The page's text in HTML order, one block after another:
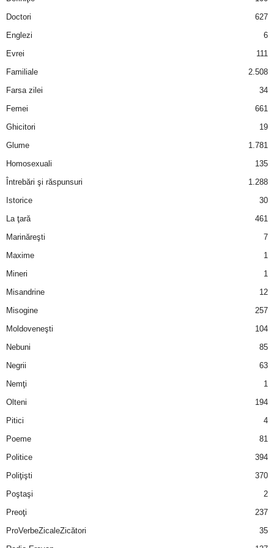
Doctori
627
Englezi
6
Evrei
111
Familiale
2.508
Farsa zilei
34
Femei
661
Ghicitori
19
Glume
1.781
Homosexuali
135
Întrebări şi răspunsuri
1.288
Istorice
30
La ţară
461
Marinăreşti
7
Maxime
1
Mineri
1
Misandrine
12
Misogine
257
Moldoveneşti
104
Nebuni
85
Negrii
63
Nemţi
1
Olteni
194
Pitici
4
Poeme
81
Politice
394
Poliţişti
370
Poştaşi
2
Preoţi
237
ProVerbeZicaleZicători
35